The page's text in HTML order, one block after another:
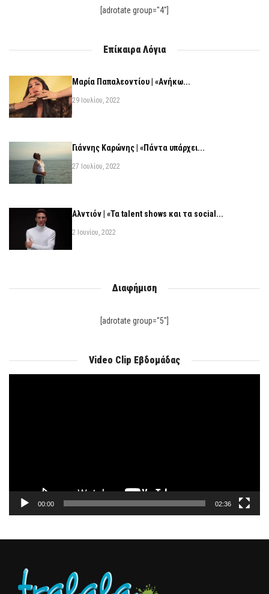
[adrotate group="4"]
Επίκαιρα Λόγια
Μαρία Παπαλεοντίου | «Ανήκω...
29 Ιουλίου, 2022
Γιάννης Καρώνης | «Πάντα υπάρχει...
27 Ιουλίου, 2022
Αλντιόν | «Τα talent shows και τα social...
2 Ιουνίου, 2022
Διαφήμιση
[adrotate group="5"]
Video Clip Εβδομάδας
00:00 02:36